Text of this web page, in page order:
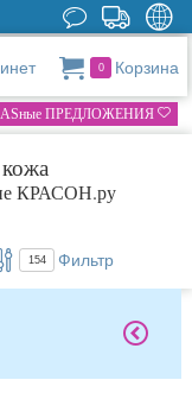
0 Корзина
ПРЕДЛОЖЕНИЯ
КРАСОН.ру
154 Фильтр